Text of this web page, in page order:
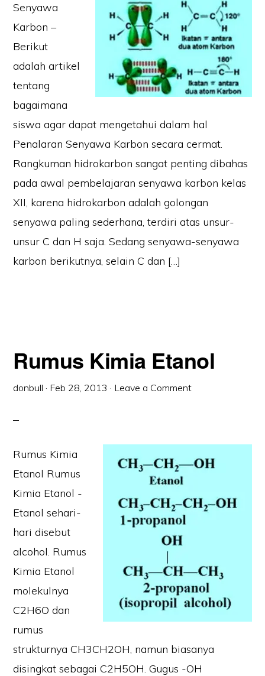
Senyawa
Karbon –
Berikut
adalah artikel
tentang
bagaimana
siswa agar dapat mengetahui dalam hal
Penalaran Senyawa Karbon secara cermat.
Rangkuman hidrokarbon sangat penting dibahas
pada awal pembelajaran senyawa karbon kelas
XII, karena hidrokarbon adalah golongan
senyawa paling sederhana, terdiri atas unsur-
unsur C dan H saja. Sedang senyawa-senyawa
karbon berikutnya, selain C dan […]
Rumus Kimia Etanol
donbull · Feb 28, 2013 · Leave a Comment
Rumus Kimia
Etanol Rumus
Kimia Etanol -
Etanol sehari-
hari disebut
alcohol. Rumus
Kimia Etanol
molekulnya
C2H6O dan
rumus
strukturnya CH3CH2OH, namun biasanya
disingkat sebagai C2H5OH. Gugus -OH